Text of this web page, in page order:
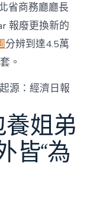
省商務廳廳長
報廢更換新的
分辨到達4.5萬
。
源：經濟日報
姐弟
皆“為